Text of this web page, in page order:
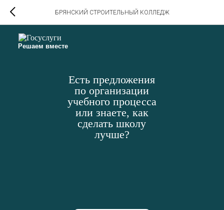
Решаем вместе
Есть предложения
по организации
учебного процесса
или знаете, как
сделать школу
лучше?
БРЯНСКИЙ СТРОИТЕЛЬНЫЙ КОЛЛЕДЖ